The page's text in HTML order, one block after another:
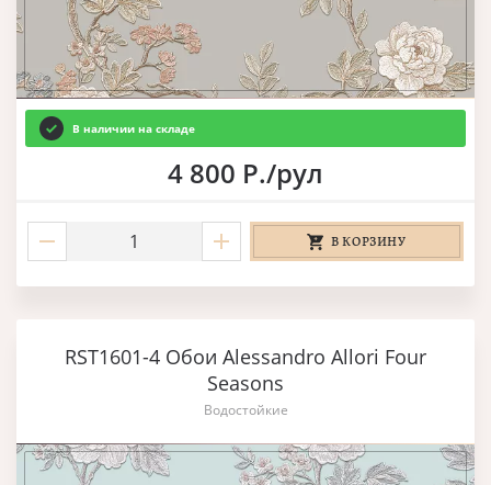
В наличии на складе
4 800 Р./рул
В КОРЗИНУ
RST1601-4 Обои Alessandro Allori Four
Seasons
Водостойкие